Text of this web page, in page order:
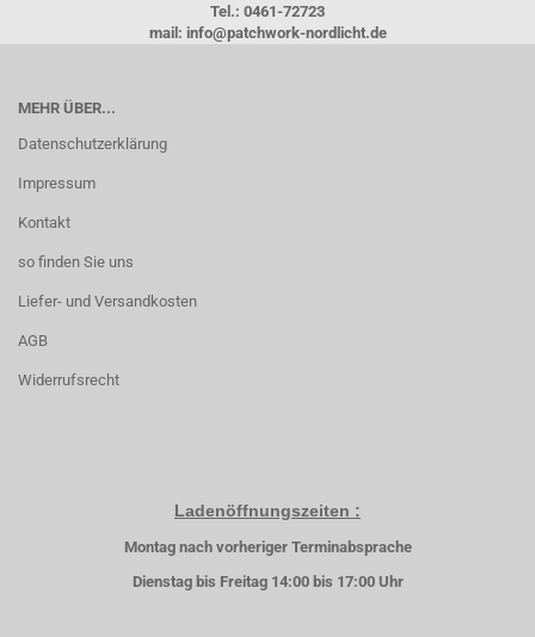
Tel.: 0461-72723
mail: info@patchwork-nordlicht.de
MEHR ÜBER...
Datenschutzerklärung
Impressum
Kontakt
so finden Sie uns
Liefer- und Versandkosten
AGB
Widerrufsrecht
Ladenöffnungszeiten :
Montag nach vorheriger Terminabsprache
Dienstag bis Freitag 14:00 bis 17:00 Uhr